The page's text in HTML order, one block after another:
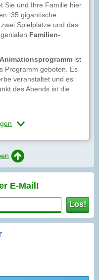
Sie und Ihre Familie hier
35 gigantische
Spielplätze und das
Familien-
ist
Programm geboten. Es
veranstaltet und es
des Abends ist die
E-Mail!
Los!